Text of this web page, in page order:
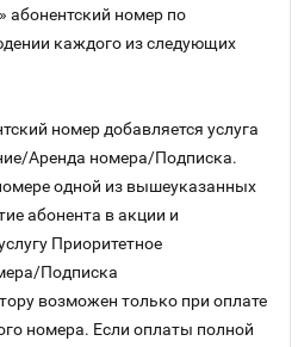
абонентский номер по
каждого из следующих
номер добавляется услуга
Аренда номера/Подписка.
одной из вышеуказанных
абонента в акции и
Приоритетное
Подписка
возможен только при оплате
номера. Если оплаты полной